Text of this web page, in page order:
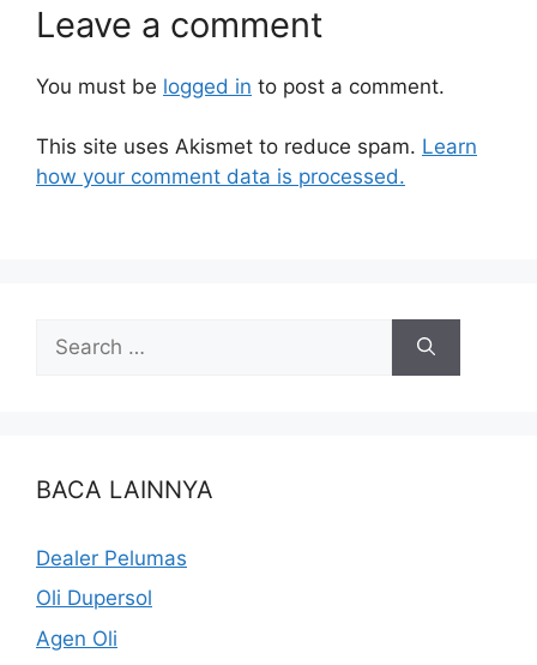
Leave a comment
You must be logged in to post a comment.
This site uses Akismet to reduce spam. Learn
how your comment data is processed.
BACA LAINNYA
Dealer Pelumas
Oli Dupersol
Agen Oli